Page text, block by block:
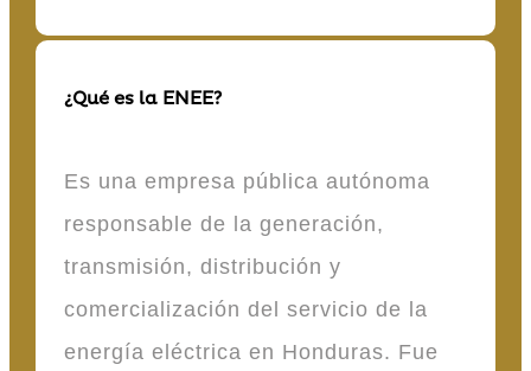
¿Qué es la ENEE?
Es una empresa pública autónoma
responsable de la generación,
transmisión, distribución y
comercialización del servicio de la
energía eléctrica en Honduras. Fue